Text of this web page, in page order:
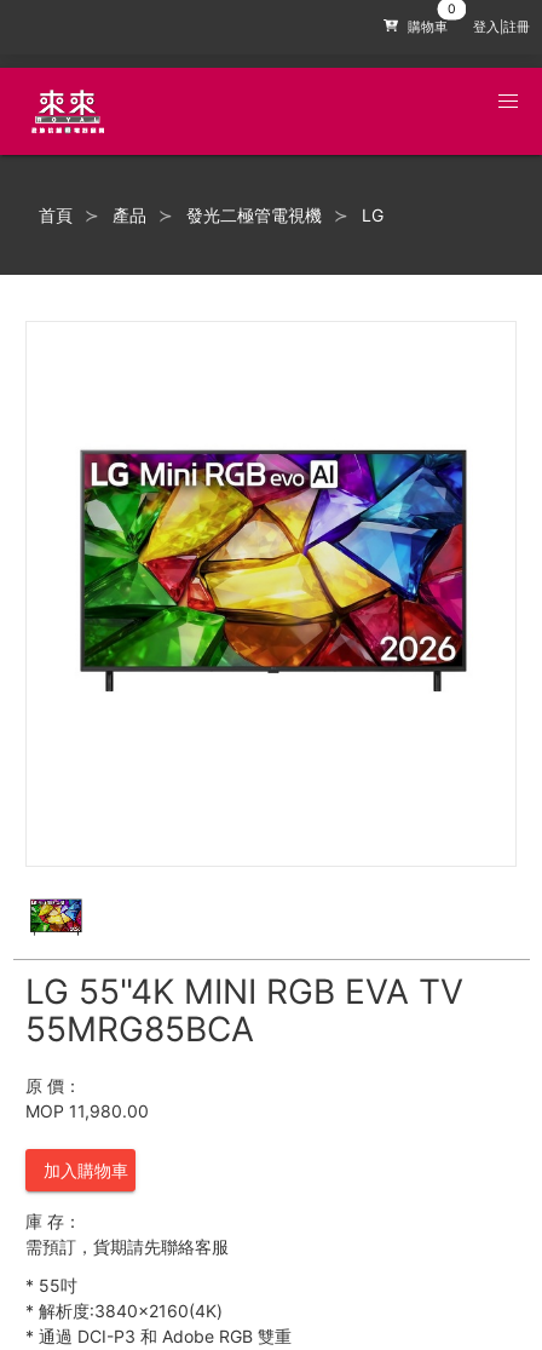
購物車 登入|註冊
首頁 產品 發光二極管電視機 LG
LG 55"4K MINI RGB EVA TV
55MRG85BCA
原 價：
MOP 11,980.00
加入購物車
庫 存：
需預訂，貨期請先聯絡客服
* 55吋
* 解析度:3840×2160(4K)
* 通過 DCI-P3 和 Adobe RGB 雙重